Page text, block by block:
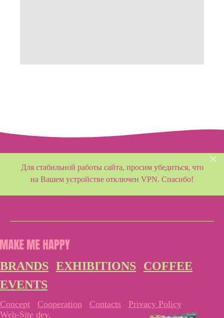
Для стабильной работы сайта, просим убедиться, что
на Вашем устройстве отключен VPN. Спасибо!
BRANDS EXHIBITIONS
COFFEE
EVENTS
Concept Cooperation Contacts
Privacy Policy
Web-Site dev.